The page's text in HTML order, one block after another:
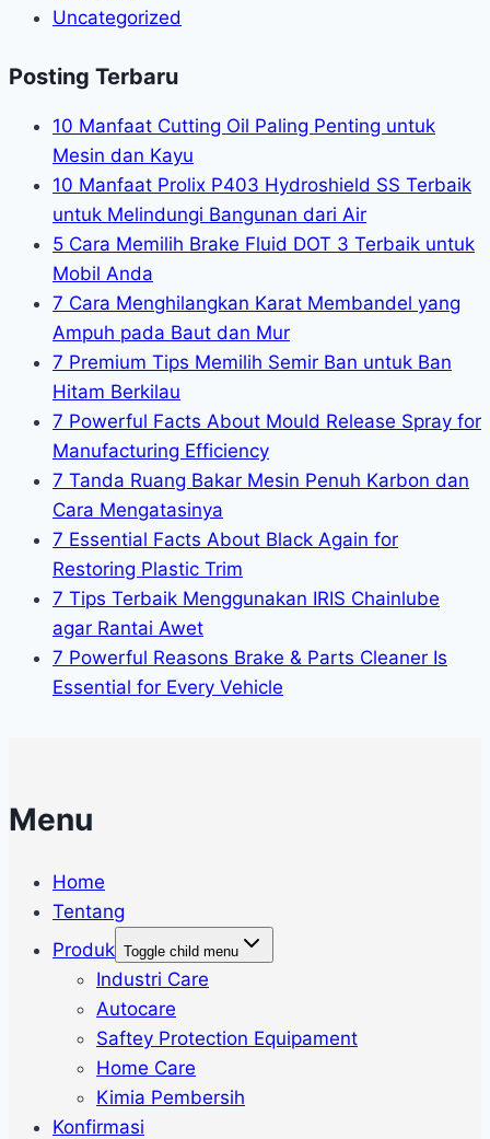
Uncategorized
Posting Terbaru
10 Manfaat Cutting Oil Paling Penting untuk
Mesin dan Kayu
10 Manfaat Prolix P403 Hydroshield SS Terbaik
untuk Melindungi Bangunan dari Air
5 Cara Memilih Brake Fluid DOT 3 Terbaik untuk
Mobil Anda
7 Cara Menghilangkan Karat Membandel yang
Ampuh pada Baut dan Mur
7 Premium Tips Memilih Semir Ban untuk Ban
Hitam Berkilau
7 Powerful Facts About Mould Release Spray for
Manufacturing Efficiency
7 Tanda Ruang Bakar Mesin Penuh Karbon dan
Cara Mengatasinya
7 Essential Facts About Black Again for
Restoring Plastic Trim
7 Tips Terbaik Menggunakan IRIS Chainlube
agar Rantai Awet
7 Powerful Reasons Brake & Parts Cleaner Is
Essential for Every Vehicle
Menu
Home
Tentang
Produk Toggle child menu
Industri Care
Autocare
Saftey Protection Equipament
Home Care
Kimia Pembersih
Konfirmasi